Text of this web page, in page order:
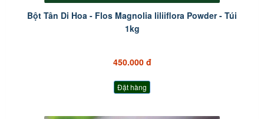
Bột Tân Di Hoa - Flos Magnolia liliiflora Powder - Túi
1kg
450.000 đ
Đặt hàng